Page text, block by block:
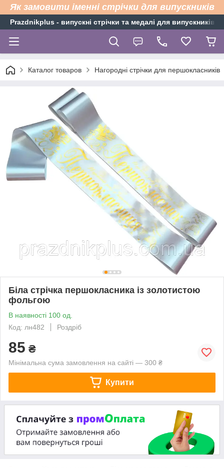
Як замовити іменні стрічки для випускників
Рrazdnikplus - випускні стрічки та медалі для випускників
Каталог товаров Нагородні стрічки для першокласників
Біла стрічка першокласника із золотистою
фольгою
В наявності 100 од.
Код: лн482
Роздріб
85 ₴
Мінімальна сума замовлення на сайті — 300 ₴
Купити